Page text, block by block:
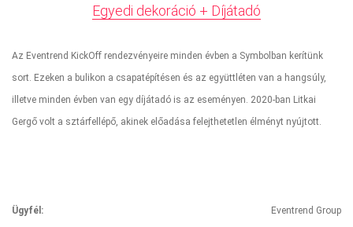
Egyedi dekoráció + Díjátadó
Az Eventrend KickOff rendezvényeire minden évben a Symbolban kerítünk
sort. Ezeken a bulikon a csapatépítésen és az együttléten van a hangsúly,
illetve minden évben van egy díjátadó is az eseményen. 2020-ban Litkai
Gergő volt a sztárfellépő, akinek előadása felejthetetlen élményt nyújtott.
Ügyfél: Eventrend Group